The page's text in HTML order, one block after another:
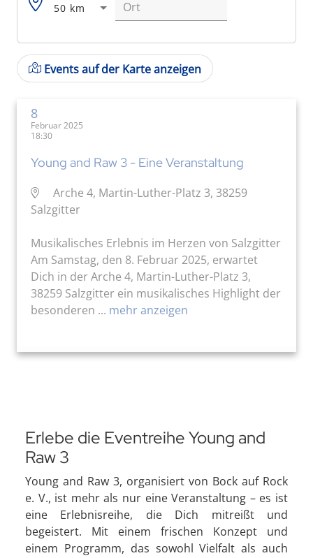
50 km
Events auf der Karte anzeigen
8
Februar 2025
18:30
Young and Raw 3 - Eine Veranstaltung
Arche 4, Martin-Luther-Platz 3, 38259
Salzgitter
Musikalisches Erlebnis im Herzen von Salzgitter
Am Samstag, den 8. Februar 2025, erwartet
Dich in der Arche 4, Martin-Luther-Platz 3,
38259 Salzgitter ein musikalisches Highlight der
besonderen ... mehr anzeigen
Erlebe die Eventreihe Young and
Raw 3
Young and Raw 3, organisiert von Bock auf Rock
e. V., ist mehr als nur eine Veranstaltung – es ist
eine Erlebnisreihe, die Dich mitreißt und
begeistert. Mit einem frischen Konzept und
einem Programm, das sowohl Vielfalt als auch